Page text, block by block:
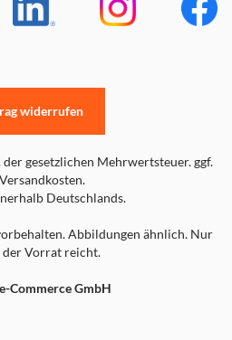
gesetzlichen Mehrwertsteuer. ggf.
Deutschlands.
Abbildungen ähnlich. Nur
der Vorrat reicht.
Commerce GmbH
widerrufen